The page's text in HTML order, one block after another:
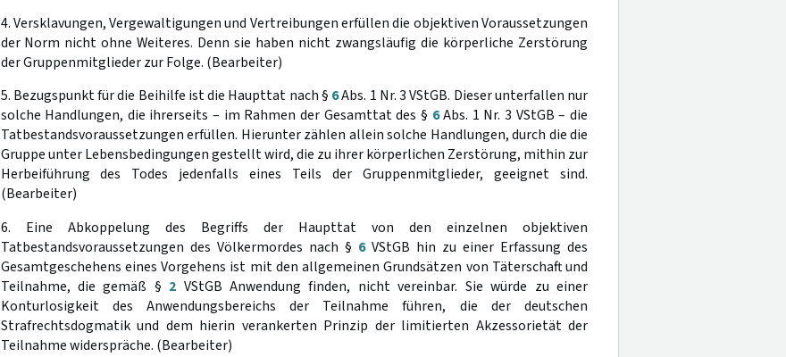
4. Versklavungen, Vergewaltigungen und Vertreibungen erfüllen die objektiven Voraussetzungen
der Norm nicht ohne Weiteres. Denn sie haben nicht zwangsläufig die körperliche Zerstörung
der Gruppenmitglieder zur Folge. (Bearbeiter)
5. Bezugspunkt für die Beihilfe ist die Haupttat nach § 6Abs. 1 Nr. 3 VStGB. Dieser unterfallen nur
solche Handlungen, die ihrerseits – im Rahmen der Gesamttat des § 6Abs. 1 Nr. 3 VStGB – die
Tatbestandsvoraussetzungen erfüllen. Hierunter zählen allein solche Handlungen, durch die die
Gruppe unter Lebensbedingungen gestellt wird, die zu ihrer körperlichen Zerstörung, mithin zur
Herbeiführung des Todes jedenfalls eines Teils der Gruppenmitglieder, geeignet sind.
(Bearbeiter)
6. Eine Abkoppelung des Begriffs der Haupttat von den einzelnen objektiven
Tatbestandsvoraussetzungen des Völkermordes nach § 6VStGB hin zu einer Erfassung des
Gesamtgeschehens eines Vorgehens ist mit den allgemeinen Grundsätzen von Täterschaft und
Teilnahme, die gemäß § 2 VStGB Anwendung finden, nicht vereinbar. Sie würde zu einer
Konturlosigkeit des Anwendungsbereichs der Teilnahme führen, die der deutschen
Strafrechtsdogmatik und dem hierin verankerten Prinzip der limitierten Akzessorietät der
Teilnahme widerspräche. (Bearbeiter)